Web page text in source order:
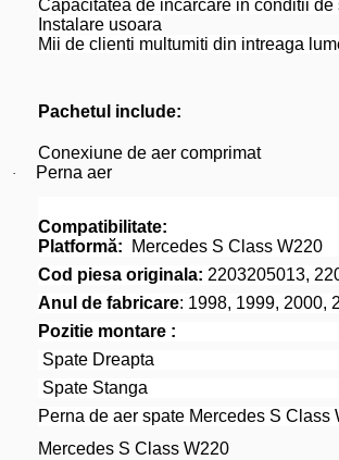
Capacitatea de incarcare in conditii
Instalare usoara
Mii de clienti multumiti din intreaga
Pachetul include:
Conexiune de aer comprimat
· Perna aer
Compatibilitate:
Platformă: Mercedes S Class W220
Cod piesa originala: 2203205013,
Anul de fabricare: 1998, 1999, 2000,
Pozitie montare :
Spate Dreapta
Spate Stanga
Perna de aer spate Mercedes S Class
Mercedes S Class W220